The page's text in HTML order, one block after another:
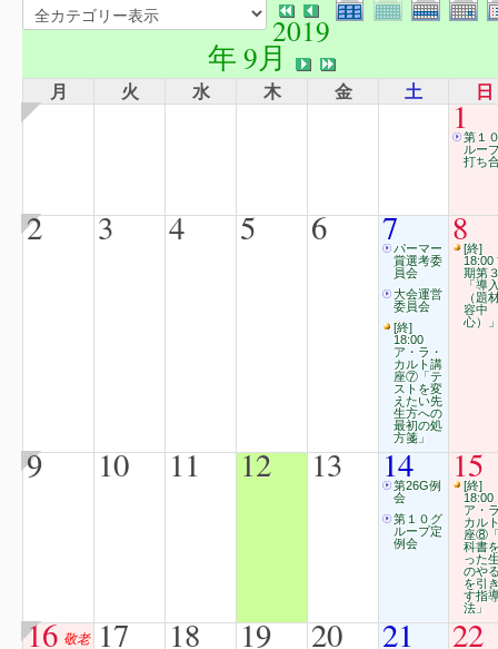
2019
年 9月
月 火 水 木 金 土 日
1第１
ル
打ち
2 3 4 5 6 7パーマー
賞選考委
員会
大会運営
委員会
[終]
18:00
ア・ラ・
カルト講
座⑦「テ
ストを変
えたい先
生方への
最初の処
方箋」
8[終]
18:00
期第
「導
（題
容中
心）
9 10 11 12 13 14
第26G例
会
第１０グ
ループ定
例会
15
[終]
18:00
ア・
カル
座⑧
科書
った
のや
を引
す指
法」
16 敬老 17 18 19 20 21 22